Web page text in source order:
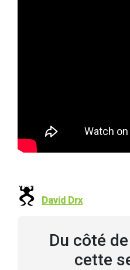
David Drx
Du côté
cette